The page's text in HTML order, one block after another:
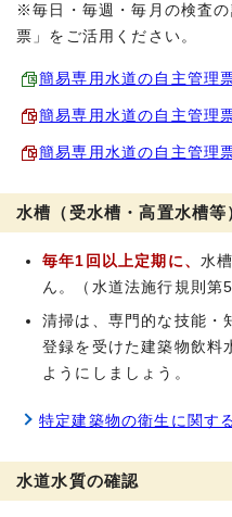
※毎日・毎週・毎月の検査
票」をご活用ください。
簡易専用水道の自主管理
簡易専用水道の自主管
簡易専用水道の自主管
水槽（受水槽・高置水槽等
毎年1回以上定期に、 水
ん。（水道法施行規則第
清掃は、専門的な技能・
登録を受けた建築物飲料
ようにしましょう。
特定建築物の衛生に関す
水道水質の確認